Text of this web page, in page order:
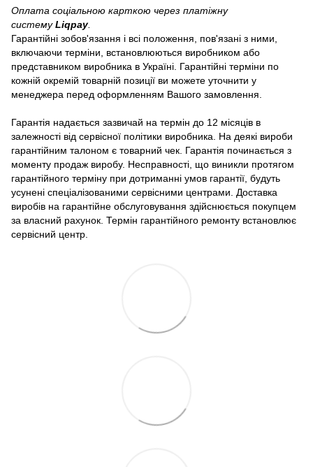
Оплата соціальною карткою через платіжну
системуLiqpay.
Гарантійні зобов'язання і всі положення, пов'язані з ними,
включаючи терміни, встановлюються виробником або
представником виробника в Україні. Гарантійні терміни по
кожній окремій товарній позиції ви можете уточнити у
менеджера перед оформленням Вашого замовлення.
Гарантія надається зазвичай на термін до 12 місяців в
залежності від сервісної політики виробника. На деякі вироби
гарантійним талоном є товарний чек. Гарантія починається з
моменту продаж виробу. Несправності, що виникли протягом
гарантійного терміну при дотриманні умов гарантії, будуть
усунені спеціалізованими сервісними центрами. Доставка
виробів на гарантійне обслуговування здійснюється покупцем
за власний рахунок. Термін гарантійного ремонту встановлює
сервісний центр.